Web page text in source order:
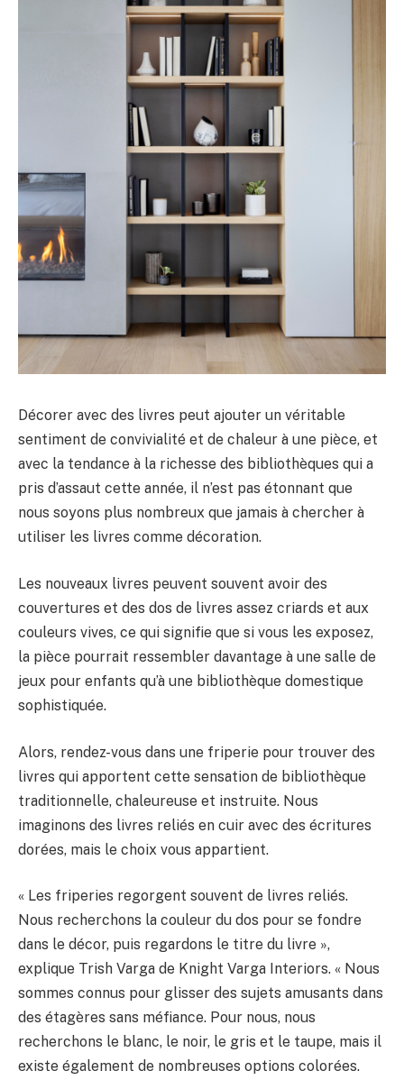
Décorer avec des livres peut ajouter un véritable
sentiment de convivialité et de chaleur à une pièce, et
avec la tendance à la richesse des bibliothèques qui a
pris d’assaut cette année, il n’est pas étonnant que
nous soyons plus nombreux que jamais à chercher à
utiliser les livres comme décoration.
Les nouveaux livres peuvent souvent avoir des
couvertures et des dos de livres assez criards et aux
couleurs vives, ce qui signifie que si vous les exposez,
la pièce pourrait ressembler davantage à une salle de
jeux pour enfants qu’à une bibliothèque domestique
sophistiquée.
Alors, rendez-vous dans une friperie pour trouver des
livres qui apportent cette sensation de bibliothèque
traditionnelle, chaleureuse et instruite. Nous
imaginons des livres reliés en cuir avec des écritures
dorées, mais le choix vous appartient.
« Les friperies regorgent souvent de livres reliés.
Nous recherchons la couleur du dos pour se fondre
dans le décor, puis regardons le titre du livre »,
explique Trish Varga de Knight Varga Interiors. « Nous
sommes connus pour glisser des sujets amusants dans
des étagères sans méfiance. Pour nous, nous
recherchons le blanc, le noir, le gris et le taupe, mais il
existe également de nombreuses options colorées.